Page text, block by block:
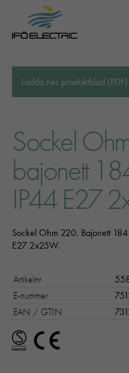
Ladda ner produktblad (PDF)
Sockel
bajonett
IP44 E27
Sockel Ohm 220. Bajonett
E27 2x25W.
Artikelnr
E-nummer
EAN / GTIN